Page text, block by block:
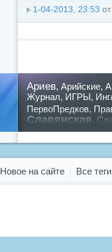
1-04-2013, 23:53
Ариев, Арийские,
Журнал, ИГРЫ,
ПервоПредков,
Славянская
предков,путин,
Новое на сайте Все теги